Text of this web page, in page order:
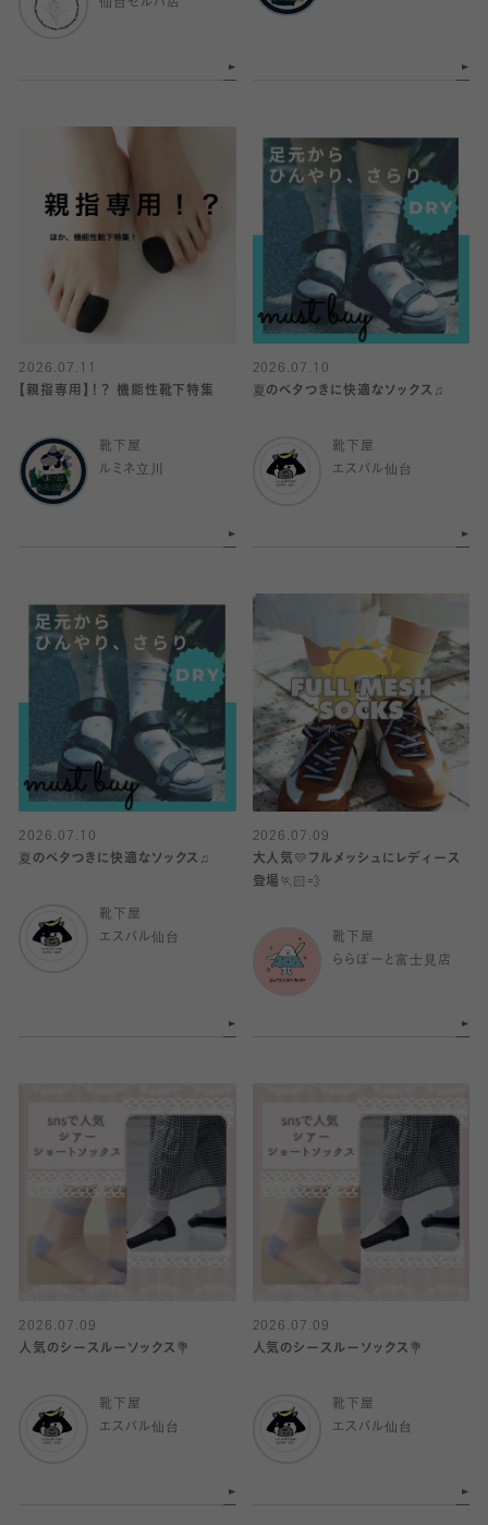
仙台セルバ店
2026.07.11
【親指専用】！？ 機能性靴下特集
靴下屋
ルミネ立川
2026.07.10
夏のベタつきに快適なソックス♫
靴下屋
エスパル仙台
2026.07.10
夏のベタつきに快適なソックス♫
靴下屋
エスパル仙台
2026.07.09
大人気💛フルメッシュにレディース
登場🏃🏻💨
靴下屋
ららぽーと富士見店
2026.07.09
人気のシースルーソックス💐
靴下屋
エスパル仙台
2026.07.09
人気のシースルーソックス💐
靴下屋
エスパル仙台